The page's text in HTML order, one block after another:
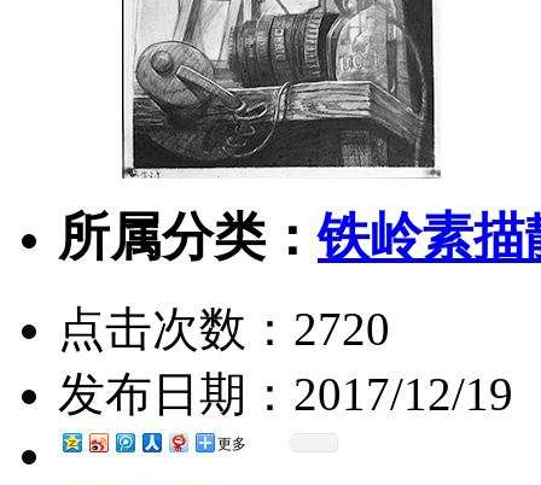
所属分类：铁岭素描
点击次数： 2720
发布日期： 2017/12/19
更多